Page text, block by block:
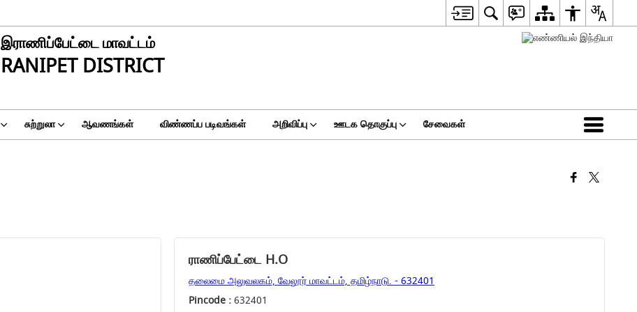
இராணிப்பேட்டை மாவட்டம்
RANIPET DISTRICT
சுற்றுலா ஆவணங்கள் விண்ணப்ப படிவங்கள் அறிவிப்பு ஊடக தொகுப்பு சேவைகள்
ராணிப்பேட்டை H.O
தலைமை அலுவலகம், வேலூர் மாவட்டம், தமிழ்நாடு. - 632401
Pincode :632401